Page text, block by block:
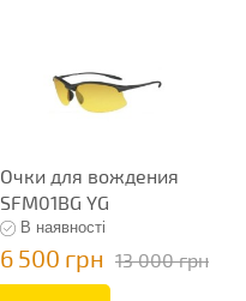
Очки для вождения
SFM01BG YG
В наявності
6 500 грн 13 000 грн